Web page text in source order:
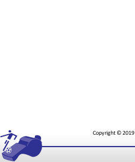
Copyright © 2019